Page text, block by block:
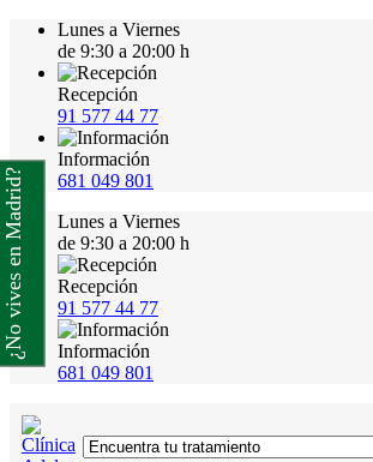
Lunes a Viernes
de 9:30 a 20:00 h
Recepción
91 577 44 77
Información
681 049 801
Lunes a Viernes
de 9:30 a 20:00 h
Recepción
91 577 44 77
Información
681 049 801
¿No vives en Madrid?